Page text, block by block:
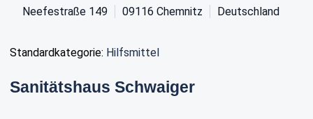
Neefestraße 149 09116 Chemnitz Deutschland
Standardkategorie: Hilfsmittel
Sanitätshaus Schwaiger